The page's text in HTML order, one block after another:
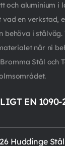
och aluminium i
en verkstad,
behöva i stålväg.
när ni
Stål och
EN 1090-
Huddinge Stål